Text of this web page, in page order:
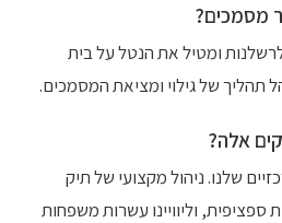
מסמכים?
ומטיל את הנטל על בית
תהליך של גילוי ומציאת המסמכים.
אלה?
שלנו. ניהול מקצועי של תיק
וליוויינו עשרות משפחות